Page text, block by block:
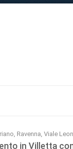
Ravenna, Viale
in Villetta